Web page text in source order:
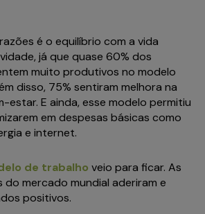
é o equilíbrio com a vida
já que quase 60% dos
muito produtivos no modelo
disso, 75% sentiram melhora na
estar. E ainda, esse modelo permitiu
em despesas básicas como
e internet.
de trabalho veio para ficar. As
do mercado mundial aderiram e
positivos.